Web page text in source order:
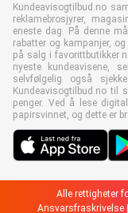
Kundeavisogtilbud.no
reklamebrosjyrer,
eneste dag. På denne
rabatter og kampanjer,
på salg i favorittbutikker
nyeste kundeavisene,
selvfølgelig også
Kundeavisogtilbud.no til
penger. Ved å lese
papirsvinnet, og dette er
Alle rettigheter
Ansvarsfraskrivelse